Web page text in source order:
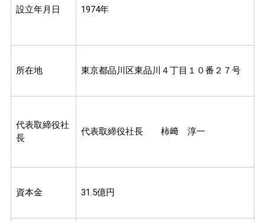
設立年月日 1974年
所在地 東京都品川区東品川４丁目１０番２７号
代表取締役社
長
代表取締役社長 柿﨑 淳一
資本金 31.5億円